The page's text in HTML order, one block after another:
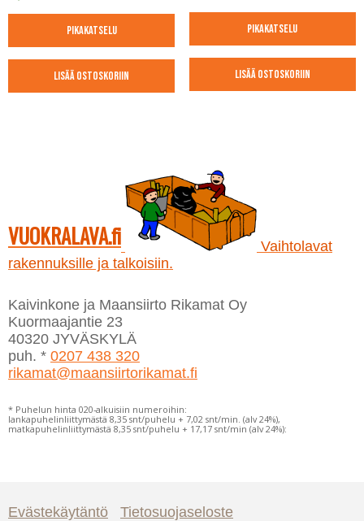
Pikakatselu
Lisää ostoskoriin
Pikakatselu
Lisää ostoskoriin
VUOKRALAVA.fi
Vaihtolavat
rakennuksille ja talkoisiin.
Kaivinkone ja Maansiirto Rikamat Oy
Kuormaajantie 23
40320 JYVÄSKYLÄ
puh. * 0207 438 320
rikamat@maansiirtorikamat.fi
* Puhelun hinta 020-alkuisiin numeroihin:
lankapuhelinliittymästä 8,35 snt/puhelu + 7,02 snt/min. (alv 24%),
matkapuhelinliittymästä 8,35 snt/puhelu + 17,17 snt/min (alv 24%):
Evästekäytäntö Tietosuojaseloste